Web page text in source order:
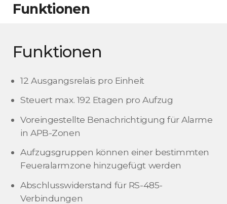
Funktionen
Funktionen
12 Ausgangsrelais pro Einheit
Steuert max. 192 Etagen pro Aufzug
Voreingestellte Benachrichtigung für Alarme
in APB-Zonen
Aufzugsgruppen können einer bestimmten
Feueralarmzone hinzugefügt werden
Abschlusswiderstand für RS-485-
Verbindungen